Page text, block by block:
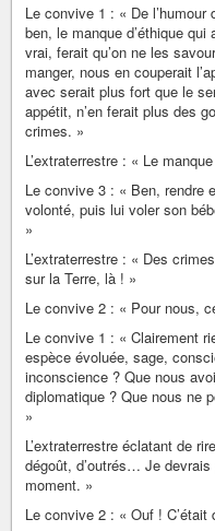
Le convive 1 : « De l’humour
ben, le manque d’éthique
vrai, ferait qu’on ne les
manger, nous en couperait
avec serait plus fort que le
appétit, n’en ferait plus des
crimes. »
L’extraterrestre : « Le
Le convive 3 : « Ben, rendre
volonté, puis lui voler son
»
L’extraterrestre : « Des
sur la Terre, là ! »
Le convive 2 : « Pour nous,
Le convive 1 : « Clairement
espèce évoluée, sage,
inconscience ? Que nous
diplomatique ? Que nous ne
»
L’extraterrestre éclatant de
dégoût, d’outrés… Je
moment. »
Le convive 2 : « Ouf !